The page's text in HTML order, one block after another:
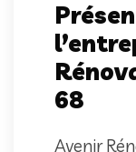
68
Avenir